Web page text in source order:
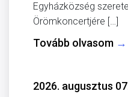
Egyházközség
Örömkoncertjére […]
Tovább olvasom →
2026. augusztus